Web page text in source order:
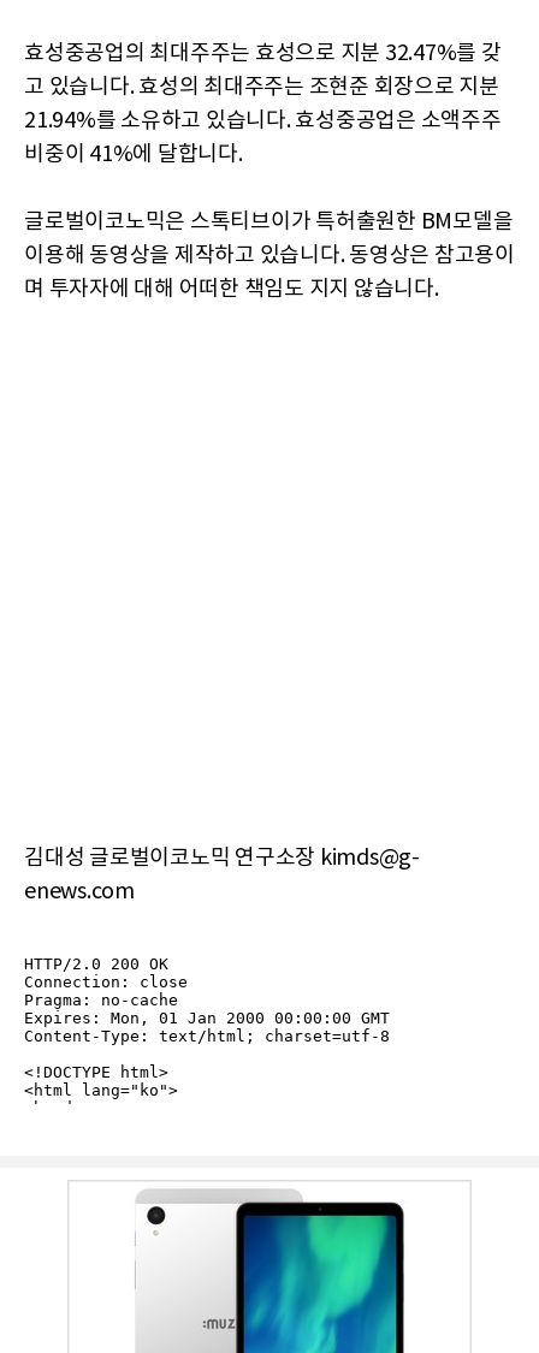
효성중공업의 최대주주는 효성으로 지분 32.47%를 갖
고 있습니다. 효성의 최대주주는 조현준 회장으로 지분
21.94%를 소유하고 있습니다. 효성중공업은 소액주주
비중이 41%에 달합니다.
글로벌이코노믹은 스톡티브이가 특허출원한 BM모델을
이용해 동영상을 제작하고 있습니다. 동영상은 참고용이
며 투자자에 대해 어떠한 책임도 지지 않습니다.
김대성 글로벌이코노믹 연구소장 kimds@g-
enews.com